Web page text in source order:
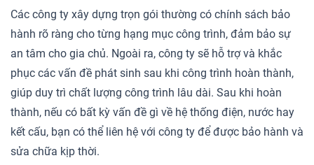
Các công ty xây dựng trọn gói thường có chính sách bảo
hành rõ ràng cho từng hạng mục công trình, đảm bảo sự
an tâm cho gia chủ. Ngoài ra, công ty sẽ hỗ trợ và khắc
phục các vấn đề phát sinh sau khi công trình hoàn thành,
giúp duy trì chất lượng công trình lâu dài. Sau khi hoàn
thành, nếu có bất kỳ vấn đề gì về hệ thống điện, nước hay
kết cấu, bạn có thể liên hệ với công ty để được bảo hành và
sửa chữa kịp thời.